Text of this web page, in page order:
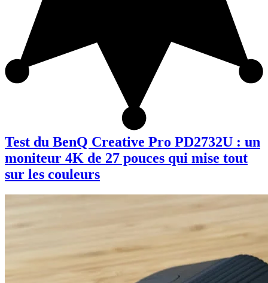
Test du BenQ Creative Pro PD2732U : un
moniteur 4K de 27 pouces qui mise tout
sur les couleurs